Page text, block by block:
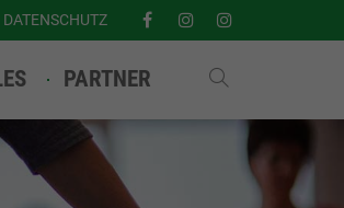
DATENSCHUTZ
PARTNER